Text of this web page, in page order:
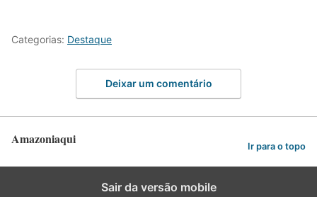
Categorias: Destaque
Deixar um comentário
Amazoniaqui Ir para o topo
Sair da versão mobile